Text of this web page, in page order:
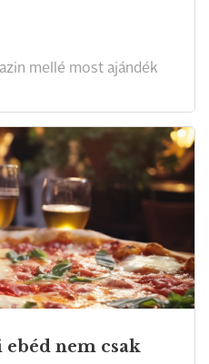
mellé most ajándék
ebéd nem csak